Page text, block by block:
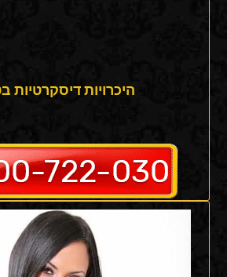
היכרויות דיסקרטיות